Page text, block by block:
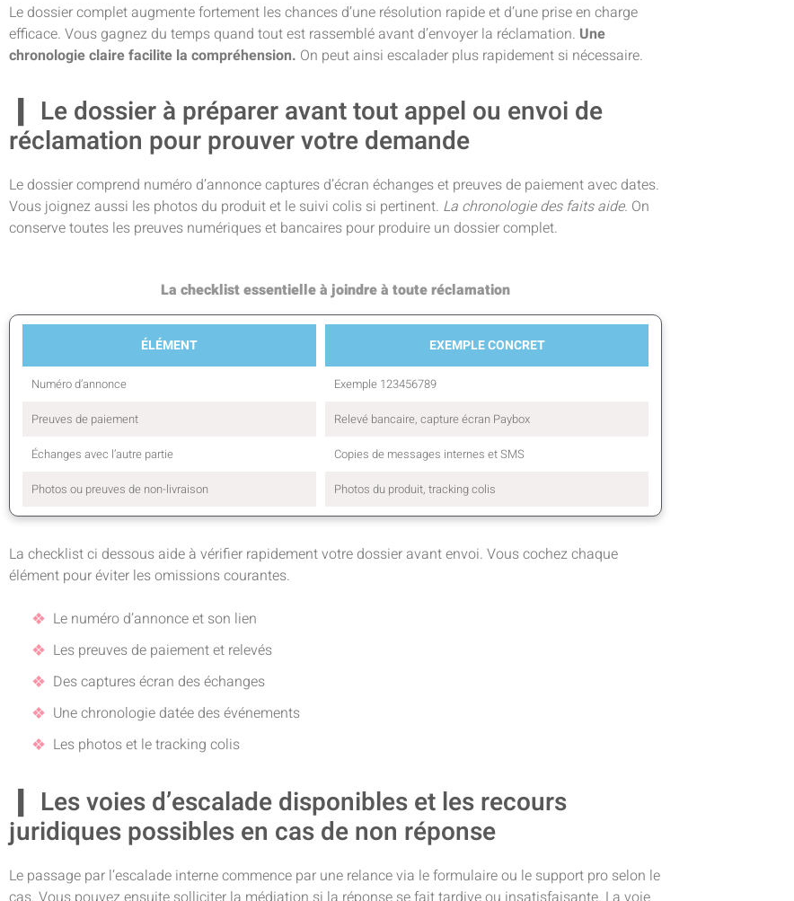
Le dossier complet augmente fortement les chances d’une résolution rapide et d’une prise en charge
efficace. Vous gagnez du temps quand tout est rassemblé avant d’envoyer la réclamation. Une
chronologie claire facilite la compréhension. On peut ainsi escalader plus rapidement si nécessaire.
Le dossier à préparer avant tout appel ou envoi de
réclamation pour prouver votre demande
Le dossier comprend numéro d’annonce captures d’écran échanges et preuves de paiement avec dates.
Vous joignez aussi les photos du produit et le suivi colis si pertinent. La chronologie des faits aide. On
conserve toutes les preuves numériques et bancaires pour produire un dossier complet.
La checklist essentielle à joindre à toute réclamation
ÉLÉMENT EXEMPLE CONCRET
Numéro d’annonce Exemple 123456789
Preuves de paiement Relevé bancaire, capture écran Paybox
Échanges avec l’autre partie Copies de messages internes et SMS
Photos ou preuves de non-livraison Photos du produit, tracking colis
La checklist ci dessous aide à vérifier rapidement votre dossier avant envoi. Vous cochez chaque
élément pour éviter les omissions courantes.
Le numéro d’annonce et son lien
Les preuves de paiement et relevés
Des captures écran des échanges
Une chronologie datée des événements
Les photos et le tracking colis
Les voies d’escalade disponibles et les recours
juridiques possibles en cas de non réponse
Le passage par l’escalade interne commence par une relance via le formulaire ou le support pro selon le